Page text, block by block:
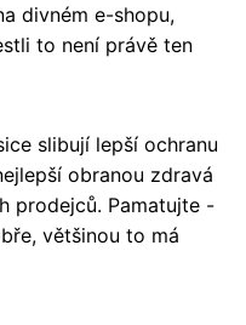
divném e-shopu,
to není právě ten
slibují lepší ochranu
obranou zdravá
prodejců. Pamatujte -
většinou to má